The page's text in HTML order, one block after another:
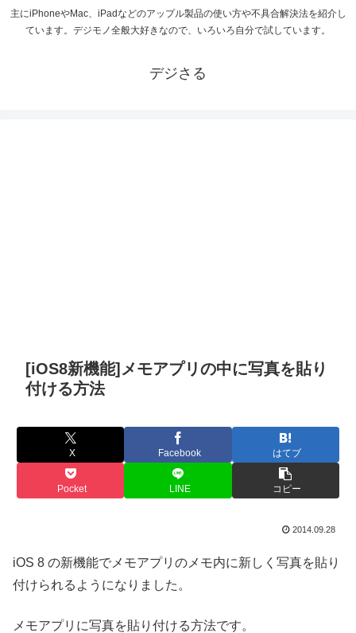
主にiPhoneやMac、iPadなどのアップル製品の使い方や不具合解決法を紹介し
ています。デジモノ全般大好きなので、いろいろ自分で試しています。
デジさる
[iOS8新機能]メモアプリの中に写真を貼り
付ける方法
X Facebook はてブ
Pocket LINE コピー
2014.09.28
iOS 8 の新機能でメモアプリのメモ内に新しく写真を貼り
付けられるようになりました。
メモアプリに写真を貼り付ける方法です。